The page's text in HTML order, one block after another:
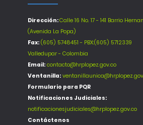
Dirección:Calle 16 No. 17 - 141 Barrio
(Avenida La Popa)
Fax: (605) 5748451 - PBX:(605) 5712339
Valledupar - Colombia
Email: contacto@hrplopez.gov.co
Ventanilla:
Formulario para PQR
Notificaciones Judiciales:
notificacionesjudiciales@hrplopez.gov.co
Contáctenos